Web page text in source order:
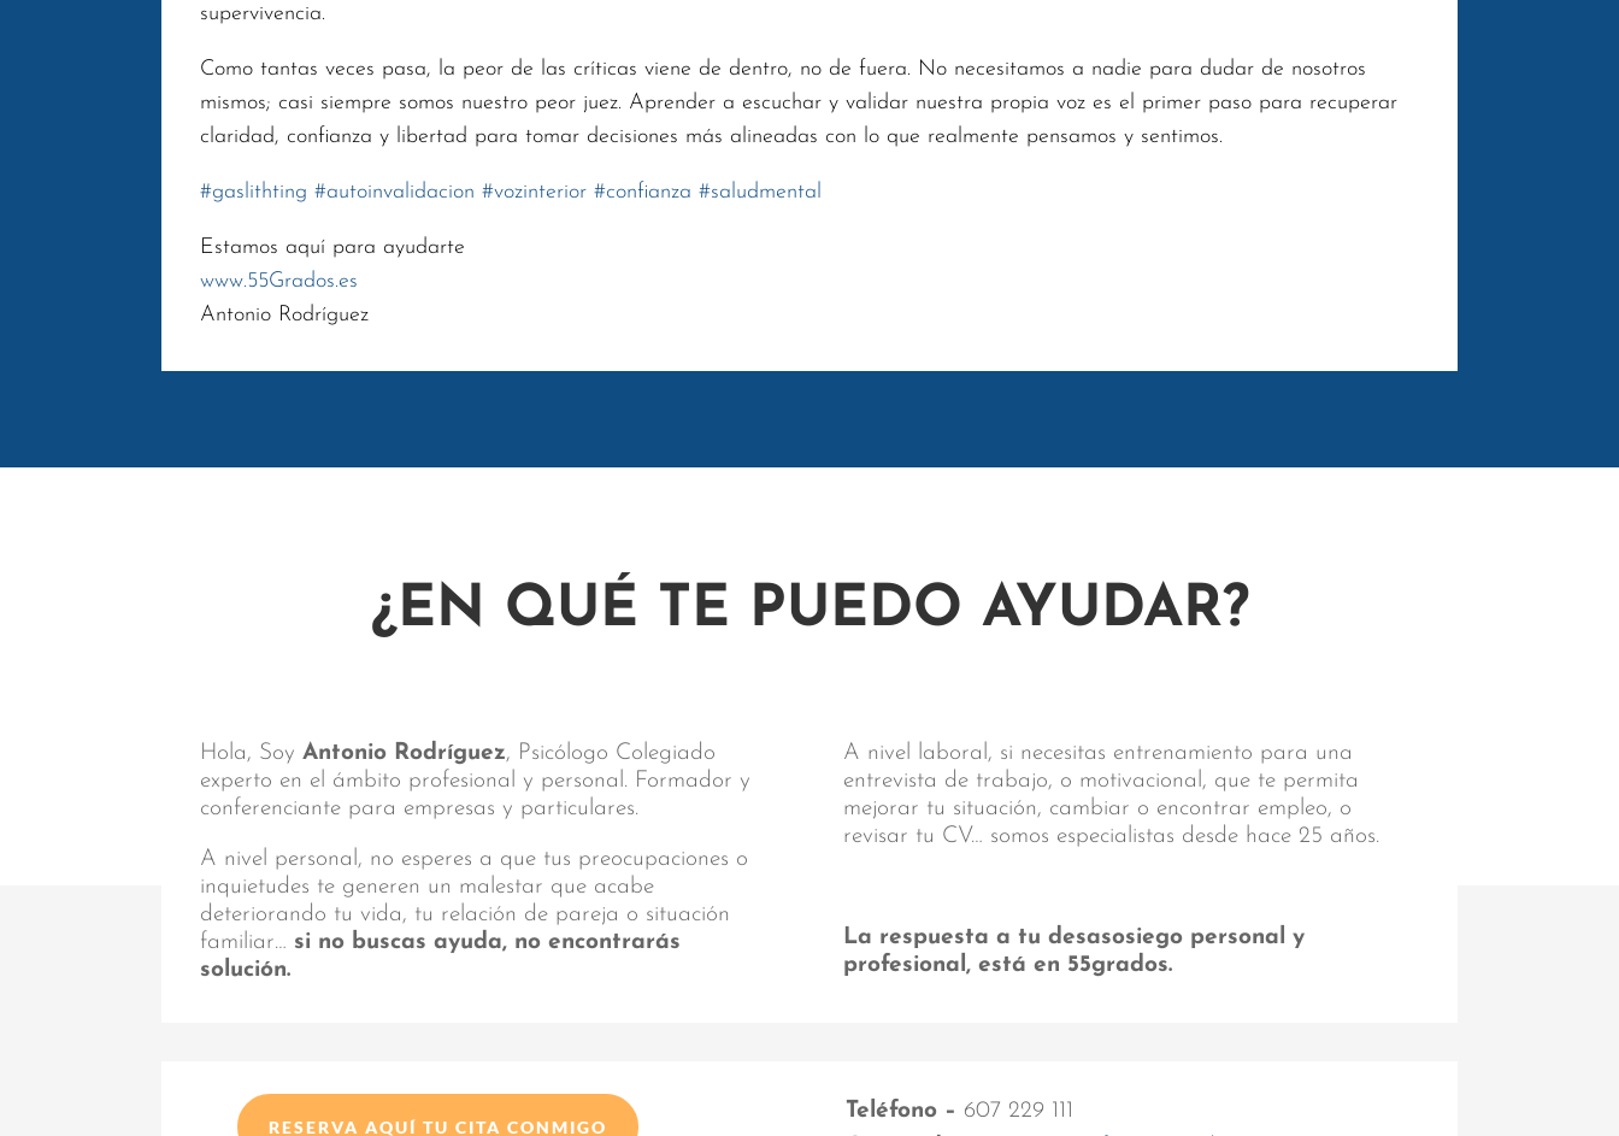
supervivencia.
Como tantas veces pasa, la peor de las críticas viene de dentro, no de fuera. No necesitamos a nadie para dudar de nosotros
mismos; casi siempre somos nuestro peor juez. Aprender a escuchar y validar nuestra propia voz es el primer paso para recuperar
claridad, confianza y libertad para tomar decisiones más alineadas con lo que realmente pensamos y sentimos.
#gaslithting #autoinvalidacion #vozinterior #confianza #saludmental
Estamos aquí para ayudarte
www.55Grados.es
Antonio Rodríguez
¿EN QUÉ TE PUEDO AYUDAR?
Hola, SoyAntonio Rodríguez, Psicólogo Colegiado
experto en el ámbito profesional y personal. Formador y
conferenciante para empresas y particulares.
A nivel personal, no esperes a que tus preocupaciones o
inquietudes te generen un malestar que acabe
deteriorando tu vida, tu relación de pareja o situación
familiar… si no buscas ayuda, no encontrarás
solución.
A nivel laboral, si necesitas entrenamiento para una
entrevista de trabajo, o motivacional, que te permita
mejorar tu situación, cambiar o encontrar empleo, o
revisar tu CV… somos especialistas desde hace 25 años.
La respuesta a tu desasosiego personal y
profesional, está en 55grados.
RESERVA AQUÍ TU CITA CONMIGO
Teléfono – 607 229 111